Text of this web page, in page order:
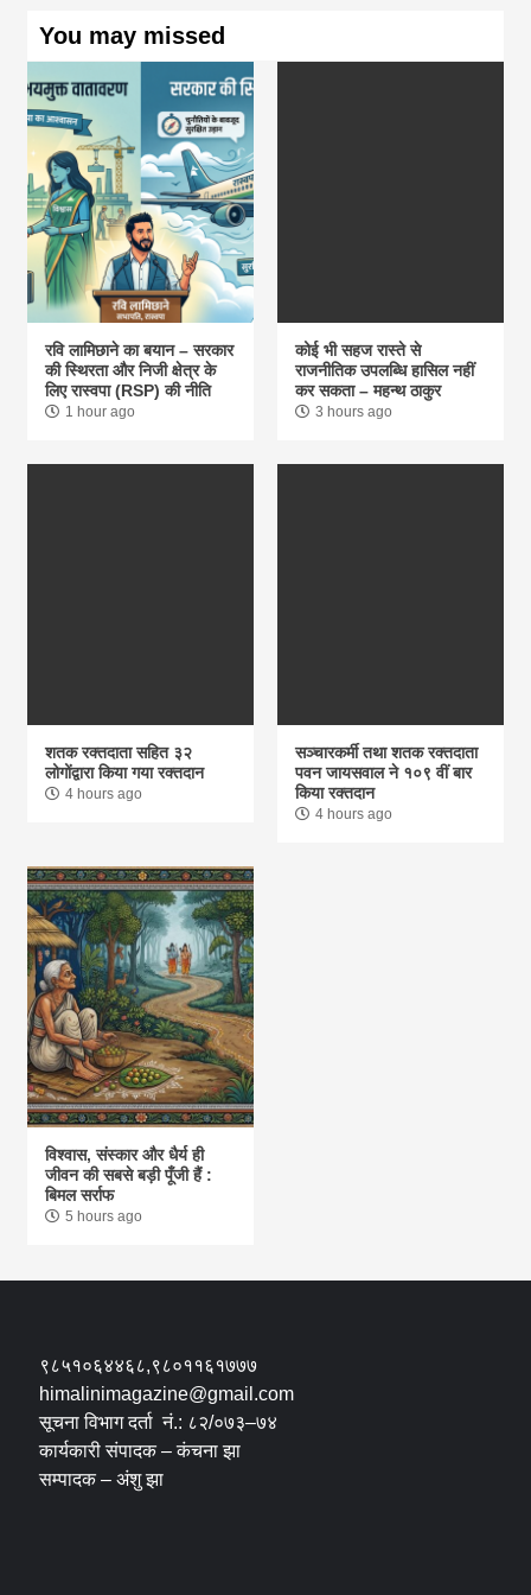
You may missed
रवि लामिछाने का बयान – सरकार
की स्थिरता और निजी क्षेत्र के
लिए रास्वपा (RSP) की नीति
1 hour ago
कोई भी सहज रास्ते से
राजनीतिक उपलब्धि हासिल नहीं
कर सकता – महन्थ ठाकुर
3 hours ago
शतक रक्तदाता सहित ३२
लोगोंद्वारा किया गया रक्तदान
4 hours ago
सञ्चारकर्मी तथा शतक रक्तदाता
पवन जायसवाल ने १०९ वीं बार
किया रक्तदान
4 hours ago
विश्वास, संस्कार और धैर्य ही
जीवन की सबसे बड़ी पूँजी हैं :
बिमल सर्राफ
5 hours ago
९८५१०६४४६८,९८०११६१७७७
himalinimagazine@gmail.com
सूचना विभाग दर्ता नं.: ८२/०७३–७४
कार्यकारी संपादक – कंचना झा
सम्पादक – अंशु झा